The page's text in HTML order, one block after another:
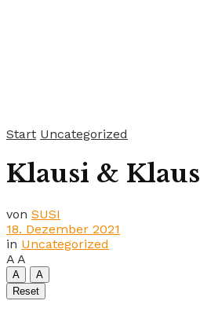
Start Uncategorized
Klausi &
von SUSI
18. Dezember 2021
in Uncategorized
A A
A
A
Reset